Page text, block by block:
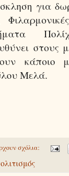
για
στους
κάποιο
Μελά.
σχόλια: